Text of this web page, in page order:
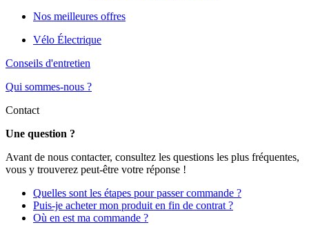
Nos meilleures offres
Vélo Électrique
Conseils d'entretien
Qui sommes-nous ?
Contact
Une question ?
Avant de nous contacter, consultez les questions les plus fréquentes,
vous y trouverez peut-être votre réponse !
Quelles sont les étapes pour passer commande ?
Puis-je acheter mon produit en fin de contrat ?
Où en est ma commande ?